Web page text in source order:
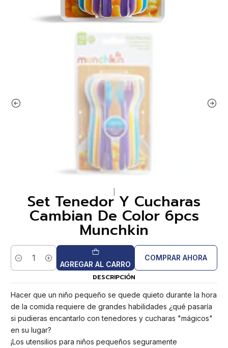
Set Tenedor Y Cucharas
Cambian De Color 6pcs
Munchkin
Cantidad AGREGAR AL CARRO
COMPRAR AHORA
DESCRIPCIÓN
Hacer que un niño pequeño se quede quieto durante la hora
de la comida requiere de grandes habilidades ¿qué pasaría
si pudieras encantarlo con tenedores y cucharas "mágicos"
en su lugar?
¡Los utensilios para niños pequeños seguramente